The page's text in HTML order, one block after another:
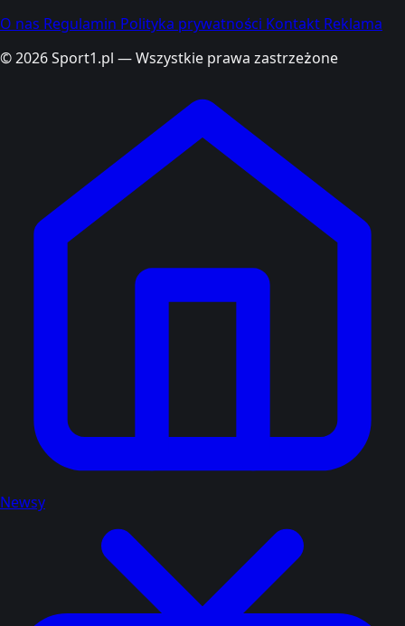
O nas Regulamin Polityka prywatności Kontakt Reklama
© 2026 Sport1.pl — Wszystkie prawa zastrzeżone
Newsy